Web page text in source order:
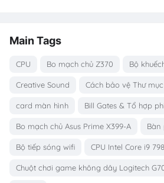
Main Tags
CPU Bo mạch chủ Z370 Bộ
Creative Sound Cách bảo vệ Thư
card màn hình Bill Gates & Tổ hợp
Bo mạch chủ Asus Prime X399-A Bàn
Bộ tiếp sóng wifi CPU Intel Core i9
Chuột chơi game không dây Logitech